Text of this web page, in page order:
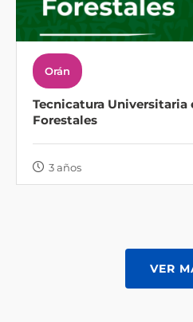
Orán
Tecnicatura Universitaria
Forestales
3 años
VER